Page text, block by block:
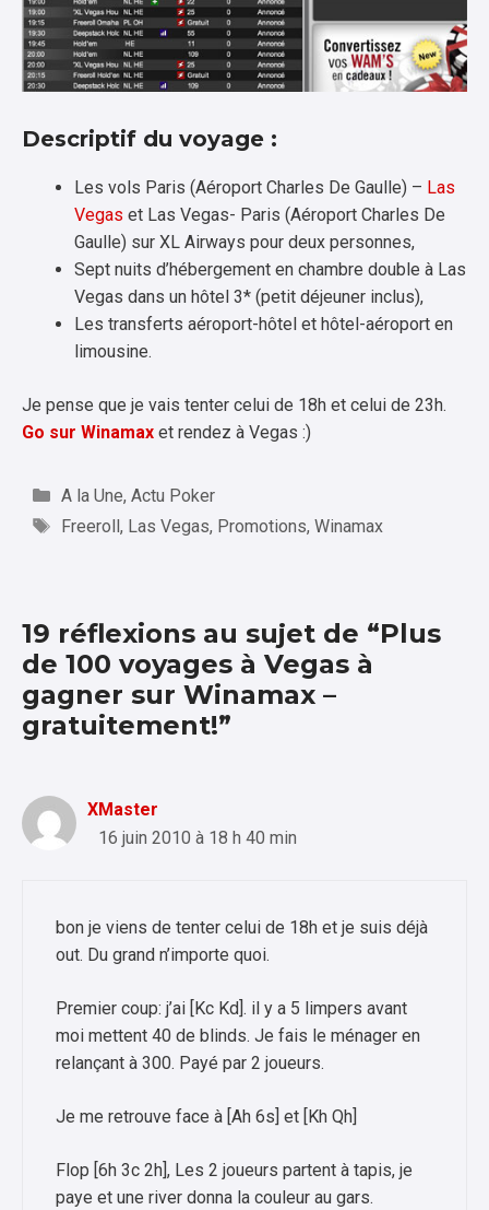
Descriptif du voyage :
Les vols Paris (Aéroport Charles De Gaulle) – Las
Vegas et Las Vegas- Paris (Aéroport Charles De
Gaulle) sur XL Airways pour deux personnes,
Sept nuits d’hébergement en chambre double à Las
Vegas dans un hôtel 3* (petit déjeuner inclus),
Les transferts aéroport-hôtel et hôtel-aéroport en
limousine.
Je pense que je vais tenter celui de 18h et celui de 23h.
Go sur Winamax et rendez à Vegas :)
Catégories
A la Une, Actu Poker
Étiquettes
Freeroll , Las Vegas, Promotions, Winamax
19 réflexions au sujet de “Plus
de 100 voyages à Vegas à
gagner sur Winamax –
gratuitement!”
XMaster
16 juin 2010 à 18 h 40 min
bon je viens de tenter celui de 18h et je suis déjà
out. Du grand n’importe quoi.
Premier coup: j’ai [Kc Kd]. il y a 5 limpers avant
moi mettent 40 de blinds. Je fais le ménager en
relançant à 300. Payé par 2 joueurs.
Je me retrouve face à [Ah 6s] et [Kh Qh]
Flop [6h 3c 2h], Les 2 joueurs partent à tapis, je
paye et une river donna la couleur au gars.